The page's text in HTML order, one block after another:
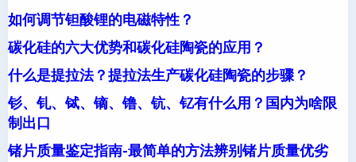
如何调节钽酸锂的电磁特性？
碳化硅的六大优势和碳化硅陶瓷的应用？
什么是提拉法？提拉法生产碳化硅陶瓷的步骤？
钐、钆、铽、镝、镥、钪、钇有什么用？国内为啥限
制出口
锗片质量鉴定指南-最简单的方法辨别锗片质量优劣